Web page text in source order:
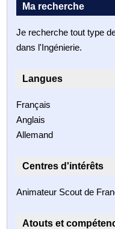
Ma recherche
Je recherche tout type
dans l'Ingénierie.
Langues
Français
Anglais
Allemand
Centres d'intérêts
Animateur Scout de
Atouts et